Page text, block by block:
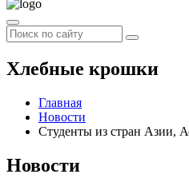
Хлебные крошки
Главная
Новости
Студенты из стран Азии,
Новости